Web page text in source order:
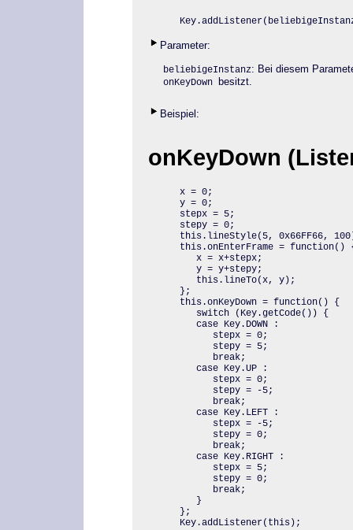
Key.addListener
Parameter:
beliebigeInstanz: Bei diesem
onKeyDown besitzt.
Beispiel:
onKeyDown
x = 0;
y = 0;
stepx = 5;
stepy = 0;
this.lineStyle(5, 0x66FF66,
this.onEnterFrame = function()
   x = x+stepx;
   y = y+stepy;
   this.lineTo(x, y);
};
this.onKeyDown = function() {
   switch (Key.getCode()) {
   case Key.DOWN :
      stepx = 0;
      stepy = 5;
      break;
   case Key.UP :
      stepx = 0;
      stepy = -5;
      break;
   case Key.LEFT :
      stepx = -5;
      stepy = 0;
      break;
   case Key.RIGHT :
      stepx = 5;
      stepy = 0;
      break;
   }
};
Key.addListener(this);